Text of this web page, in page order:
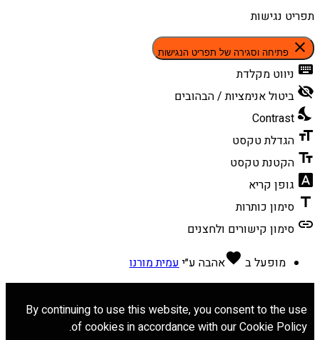
תפריט נגישות
close פתיחה וסגירה של תפריט הנגישות
keyboard ניווט מקלדת
visibility_off ביטול אנימציות / הבהובים
nights_stay
Contrast
format_size הגדלת טקסט
text_fields הקטנת טקסט
font_download גופן קריא
title סימון כותרות
link סימון קישורים ולחצנים
מופעל ב favoriteאהבה ע״יעמית מורנו
By continuing to use this website, you consent to the use
of cookies in accordance with our Cookie Policy.